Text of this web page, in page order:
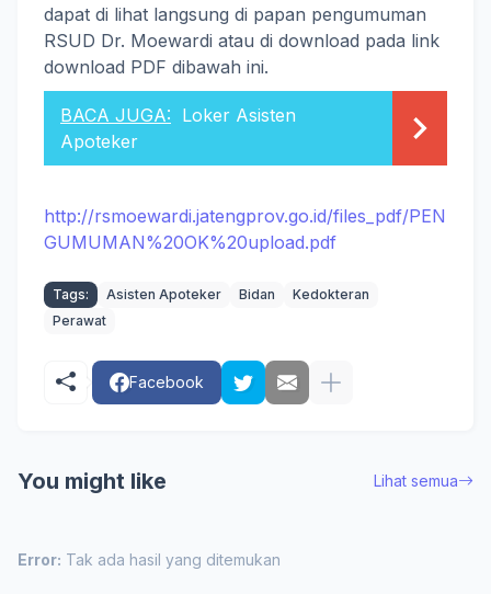
dapat di lihat langsung di papan pengumuman
RSUD Dr. Moewardi atau di download pada link
download PDF dibawah ini.
BACA JUGA: Loker Asisten
Apoteker
http://rsmoewardi.jatengprov.go.id/files_pdf/PEN
GUMUMAN%20OK%20upload.pdf
Tags: Asisten Apoteker Bidan
Kedokteran
Perawat
Facebook
You might like Lihat semua
Error: Tak ada hasil yang ditemukan